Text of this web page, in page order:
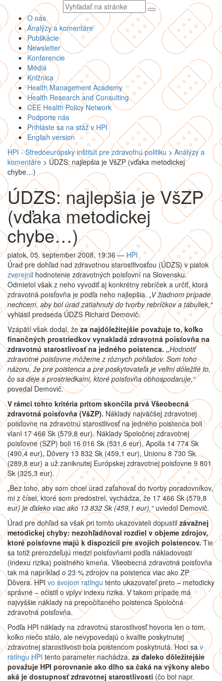
Vyhľadávaný
text
O nás
Analýzy a komentáre
Publikácie
Newsletter
Konferencie
Médiá
Knižnica
Health Management Academy
Health Research and Consulting
CEE Health Policy Network
Podporte nás
Prihláste sa na stáž v HPI
English version
HPI - Stredoeurópsky inštitút pre zdravotnú politiku >Analýzy a
komentáre > ÚDZS: najlepšia je VšZP (vďaka metodickej
chybe…)
ÚDZS: najlepšia je VšZP
(vďaka metodickej
chybe…)
piatok, 05. september 2008, 19:36— HPI
Úrad pre dohľad nad zdravotnou starostlivosťou (ÚDZS) v piatok
zverejnilhodnotenie zdravotných poisťovní na Slovensku.
Odmietol však z neho vyvodiť aj konkrétny rebríček a určiť, ktorá
zdravotná poisťovňa je podľa neho najlepšia. „V žiadnom prípade
nechcem, aby bol úrad zatiahnutý do tvorby rebríčkov a tabuliek,“
vyhlásil predseda ÚDZS Richard Demovič.
Vzápätí však dodal, žeza najdôležitejšie považuje to, koľko
finančných prostriedkov vynakladá zdravotná poisťovňa na
zdravotnú starostlivosť na jedného poistenca. „Hodnotiť
zdravotné poisťovne môžeme z rôznych pohľadov. Som toho
názoru, že pre poistenca a pre poskytovateľa je veľmi dôležité to,
čo sa deje s prostriedkami, ktoré poisťovňa obhospodaruje,“
povedal Demovič.
V rámci tohto kritéria pritom skončila prvá Všeobecná
zdravotná poisťovňa (VšZP). Náklady najväčšej zdravotnej
poisťovne na zdravotnú starostlivosť na jedného poistenca boli
vlani 17 466 Sk (579,8 eur). Náklady Spoločnej zdravotnej
poisťovne (SZP) boli 16 016 Sk (531,6 eur), Apolla 14 774 Sk
(490,4 eur), Dôvery 13 832 Sk (459,1 eur), Unionu 8 730 Sk
(289,8 eur) a už zaniknutej Európskej zdravotnej poisťovne 9 801
Sk (325,3 eur).
„Bez toho, aby som chcel úrad zaťahovať do tvorby poradovníkov,
mi z čísel, ktoré som predostrel, vychádza, že 17 466 Sk (579,8
eur) je ďaleko viac ako 13 832 Sk (459,1 eur),“ uviedol Demovič.
Úrad pre dohľad sa však pri tomto ukazovateli dopustil závažnej
metodickej chyby: nezohľadňoval rozdiel v objeme zdrojov,
ktoré poisťovne majú k dispozícii pre svojich poistencov.Tie
sa totiž prerozdeľujú medzi poisťovňami podľa nákladovosti
(indexu rizika) poistného kmeňa. Všeobecná zdravotná poisťovňa
tak má napríklad o 23 % zdrojov na poistenca viac ako ZP
Dôvera. HPI vo svojom ratingu tento ukazovateľ preto – metodicky
správne – očistil o vplyv indexu rizika. V takom prípade má
najvyššie náklady na prepočítaného poistenca Spoločná
zdravotná poisťovňa.
Podľa HPI náklady na zdravotnú starostlivosť hovoria len o tom,
koľko niečo stálo, ale nevypovedajú o kvalite poskytnutej
zdravotnej starostlivosti bola poistencom poskytnutá. Hoci sav
ratingu HPI tento parameter nachádza, za ďaleko dôležitejšie
považuje HPI porovnanie ako dlho sa čaká na výkony alebo
aká je dostupnosť zdravotnej starostlivosti (čo bol napr.